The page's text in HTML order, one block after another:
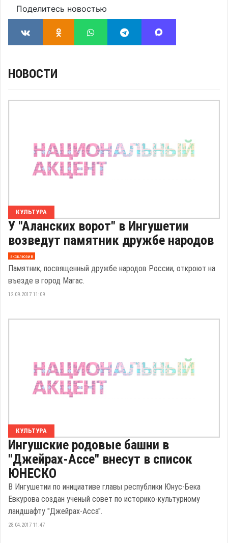
Поделитесь новостью
НОВОСТИ
КУЛЬТУРА
У "Аланских ворот" в Ингушетии
возведут памятник дружбе народов
эксклюзив
Памятник, посвященный дружбе народов России, откроют на
въезде в город Магас.
12.09.2017 11:09
КУЛЬТУРА
Ингушские родовые башни в
"Джейрах-Ассе" внесут в список
ЮНЕСКО
В Ингушетии по инициативе главы республики Юнус-Бека
Евкурова создан ученый совет по историко-культурному
ландшафту "Джейрах-Асса".
28.04.2017 11:47